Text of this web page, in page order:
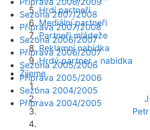
Hrdí partneři
Mediální partneři
Partneři mládeže
Reklamní nabídka
Hrdý partner - nabídka
Žijeme
Sezóna 2007/2008
Příprava 2007/2008
Sezóna 2006/2007
Příprava 2006/2007
Sezóna 2005/2006
Příprava 2005/2006
Sezóna 2004/2005
Příprava 2004/2005